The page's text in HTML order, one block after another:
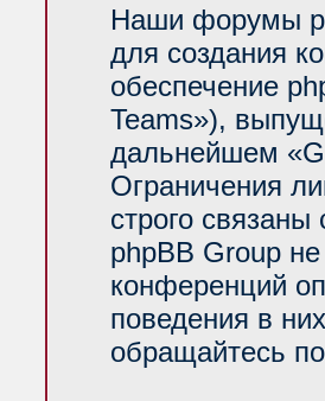
Наши форумы
для создания
обеспечение
Teams»),
дальнейшем
Ограничения
строго
phpBB Group не
конференций
поведения в
обращайтесь